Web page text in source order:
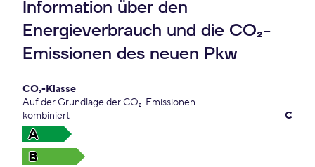
Information über den
Energieverbrauch und die CO₂-
Emissionen des neuen Pkw
CO₂-Klasse
Auf der Grundlage der CO₂-Emissionen
kombiniert
C
A
B